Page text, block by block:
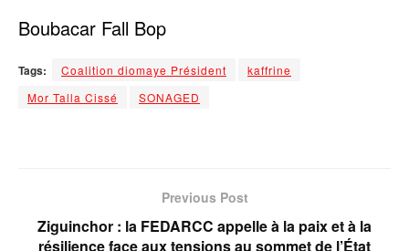
Boubacar Fall Bop
Tags: Coalition diomaye Président
kaffrine
Mor Talla Cissé
SONAGED
Previous Post
Ziguinchor : la FEDARCC appelle à la paix et à la
résilience face aux tensions au sommet de l’État